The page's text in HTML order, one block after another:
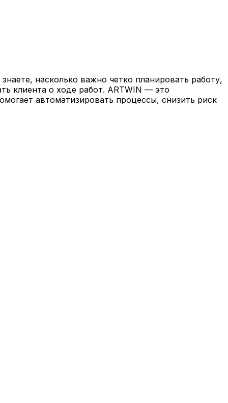
покраске
транспортных средств
насколько важно четко планировать работу,
клиента о ходе работ. ARTWIN — это
автоматизировать процессы, снизить риск